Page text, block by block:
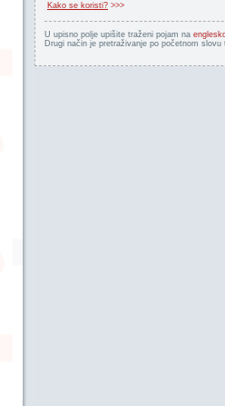
Kako se koristi? >>>
U upisno polje upišite traženi pojam na
Drugi način je pretraživanje po početnom slovu